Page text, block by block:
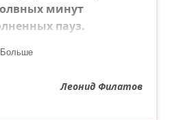
минут
пауз.
беда:
немота —
Больше
Леонид Филатов